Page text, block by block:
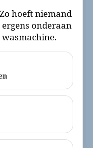
hoeft niemand
onderaan
wasmachine.